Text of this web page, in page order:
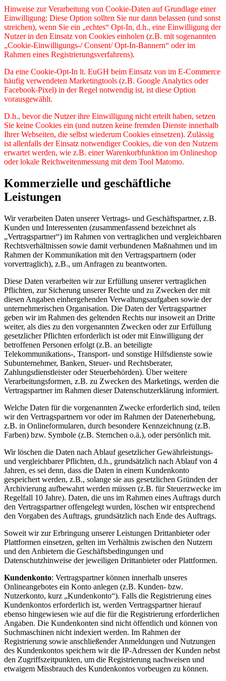
Hinweise zur Verarbeitung von Cookie-Daten auf Grundlage einer
Einwilligung: Diese Option sollten Sie nur dann belassen (und sonst
streichen), wenn Sie ein „echtes“ Opt-In, d.h., eine Einwilligung der
Nutzer in den Einsatz von Cookies einholen (z.B. mit sogenannten
„Cookie-Einwilligungs-/ Consent/ Opt-In-Bannern“ oder im
Rahmen eines Registrierungsverfahrens).
Da eine Cookie-Opt-In lt. EuGH beim Einsatz von im E-Commerce
häufig verwendeten Marketingtools (z.B. Google Analytics oder
Facebook-Pixel) in der Regel notwendig ist, ist diese Option
vorausgewählt.
D.h., bevor die Nutzer ihre Einwilligung nicht erteilt haben, setzen
Sie keine Cookies ein (und nutzen keine fremden Dienste innerhalb
Ihrer Webseiten, die selbst wiederum Cookies einsetzen). Zulässig
ist allenfalls der Einsatz notwendiger Cookies, die von den Nutzern
erwartet werden, wie z.B. einer Warenkorbfunktion im Onlineshop
oder lokale Reichweitenmessung mit dem Tool Matomo.
Kommerzielle und geschäftliche
Leistungen
Wir verarbeiten Daten unserer Vertrags- und Geschäftspartner, z.B.
Kunden und Interessenten (zusammenfassend bezeichnet als
„Vertragspartner“) im Rahmen von vertraglichen und vergleichbaren
Rechtsverhältnissen sowie damit verbundenen Maßnahmen und im
Rahmen der Kommunikation mit den Vertragspartnern (oder
vorvertraglich), z.B., um Anfragen zu beantworten.
Diese Daten verarbeiten wir zur Erfüllung unserer vertraglichen
Pflichten, zur Sicherung unserer Rechte und zu Zwecken der mit
diesen Angaben einhergehenden Verwaltungsaufgaben sowie der
unternehmerischen Organisation. Die Daten der Vertragspartner
geben wir im Rahmen des geltenden Rechts nur insoweit an Dritte
weiter, als dies zu den vorgenannten Zwecken oder zur Erfüllung
gesetzlicher Pflichten erforderlich ist oder mit Einwilligung der
betroffenen Personen erfolgt (z.B. an beteiligte
Telekommunikations-, Transport- und sonstige Hilfsdienste sowie
Subunternehmer, Banken, Steuer- und Rechtsberater,
Zahlungsdienstleister oder Steuerbehörden). Über weitere
Verarbeitungsformen, z.B. zu Zwecken des Marketings, werden die
Vertragspartner im Rahmen dieser Datenschutzerklärung informiert.
Welche Daten für die vorgenannten Zwecke erforderlich sind, teilen
wir den Vertragspartnern vor oder im Rahmen der Datenerhebung,
z.B. in Onlineformularen, durch besondere Kennzeichnung (z.B.
Farben) bzw. Symbole (z.B. Sternchen o.ä.), oder persönlich mit.
Wir löschen die Daten nach Ablauf gesetzlicher Gewährleistungs-
und vergleichbarer Pflichten, d.h., grundsätzlich nach Ablauf von 4
Jahren, es sei denn, dass die Daten in einem Kundenkonto
gespeichert werden, z.B., solange sie aus gesetzlichen Gründen der
Archivierung aufbewahrt werden müssen (z.B. für Steuerzwecke im
Regelfall 10 Jahre). Daten, die uns im Rahmen eines Auftrags durch
den Vertragspartner offengelegt wurden, löschen wir entsprechend
den Vorgaben des Auftrags, grundsätzlich nach Ende des Auftrags.
Soweit wir zur Erbringung unserer Leistungen Drittanbieter oder
Plattformen einsetzen, gelten im Verhältnis zwischen den Nutzern
und den Anbietern die Geschäftsbedingungen und
Datenschutzhinweise der jeweiligen Drittanbieter oder Plattformen.
Kundenkonto: Vertragspartner können innerhalb unseres
Onlineangebotes ein Konto anlegen (z.B. Kunden- bzw.
Nutzerkonto, kurz „Kundenkonto“). Falls die Registrierung eines
Kundenkontos erforderlich ist, werden Vertragspartner hierauf
ebenso hingewiesen wie auf die für die Registrierung erforderlichen
Angaben. Die Kundenkonten sind nicht öffentlich und können von
Suchmaschinen nicht indexiert werden. Im Rahmen der
Registrierung sowie anschließender Anmeldungen und Nutzungen
des Kundenkontos speichern wir die IP-Adressen der Kunden nebst
den Zugriffszeitpunkten, um die Registrierung nachweisen und
etwaigem Missbrauch des Kundenkontos vorbeugen zu können.